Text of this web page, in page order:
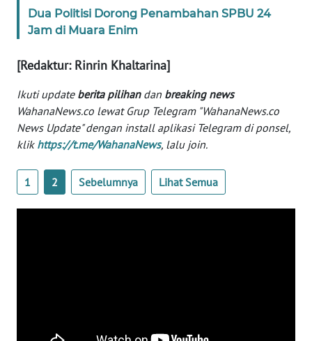
Dua Politisi Dorong Penambahan SPBU 24
Jam di Muara Enim
[Redaktur: Rinrin Khaltarina]
Ikuti update berita pilihandan breaking news
WahanaNews.co lewat Grup Telegram "WahanaNews.co
News Update" dengan install aplikasi Telegram di ponsel,
klik https://t.me/WahanaNews, lalu join.
1 2 Sebelumnya Lihat Semua
WN
NTT
WN
WN
PAPUA